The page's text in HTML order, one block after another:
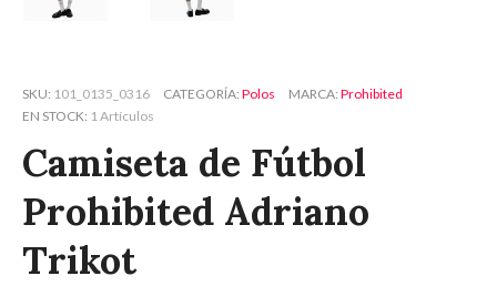
SKU 101_0135_0316 CATEGORÍA Polos MARCA Prohibited
EN STOCK 1 Artículos
Camiseta de Fútbol
Prohibited Adriano
Trikot